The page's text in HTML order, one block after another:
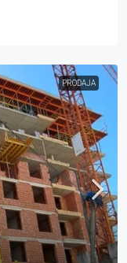
PRODAJA